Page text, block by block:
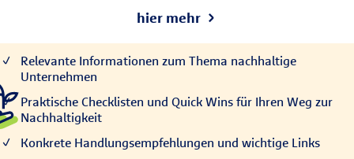
hier mehr
Relevante Informationen zum Thema nachhaltige
Unternehmen
Praktische Checklisten und Quick Wins für Ihren Weg zur
Nachhaltigkeit
Konkrete Handlungsempfehlungen und wichtige Links